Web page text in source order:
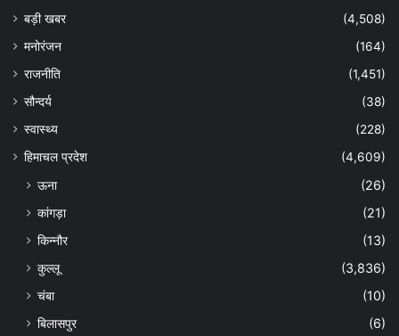
बड़ी खबर
(4,508)
मनोरंजन
(164)
राजनीति
(1,451)
सौन्दर्य
(38)
स्वास्थ्य
(228)
हिमाचल प्रदेश
(4,609)
ऊना
(26)
कांगड़ा
(21)
किन्नौर
(13)
कुल्लू
(3,836)
चंबा
(10)
बिलासपुर
(6)